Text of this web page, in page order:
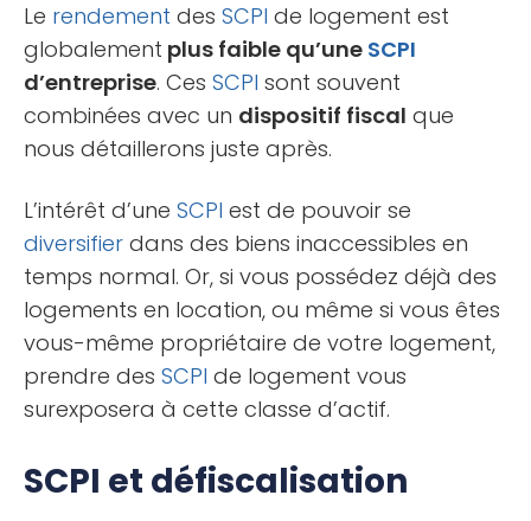
Le rendement des SCPI de logement est
globalement plus faible qu’une SCPI
d’entreprise. Ces SCPI sont souvent
combinées avec un dispositif fiscal que
nous détaillerons juste après.
L’intérêt d’une SCPI est de pouvoir se
diversifier dans des biens inaccessibles en
temps normal. Or, si vous possédez déjà des
logements en location, ou même si vous êtes
vous-même propriétaire de votre logement,
prendre des SCPI de logement vous
surexposera à cette classe d’actif.
SCPI et défiscalisation